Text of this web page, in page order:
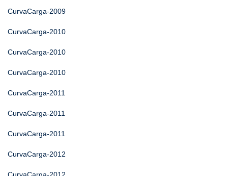
CurvaCarga-2009
CurvaCarga-2010
CurvaCarga-2010
CurvaCarga-2010
CurvaCarga-2011
CurvaCarga-2011
CurvaCarga-2011
CurvaCarga-2012